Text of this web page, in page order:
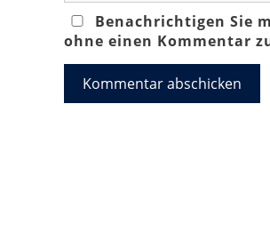
Benachrichtigen Sie
ohne einen Kommentar